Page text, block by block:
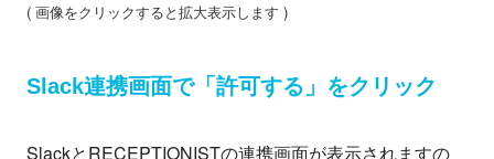
( 画像をクリックすると拡大表示します )
Slack連携画面で「許可する」をクリック
SlackとRECEPTIONISTの連携画面が表示されますの